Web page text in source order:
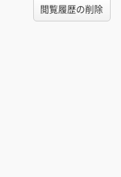
閲覧履歴の削除